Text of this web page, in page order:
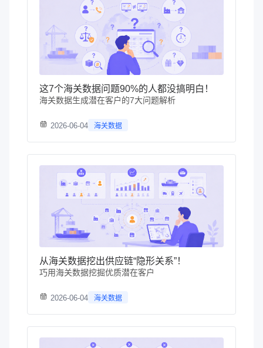
这7个海关数据问题90%的人都没搞明白！
海关数据生成潜在客户的7大问题解析
2026-06-04 海关数据
从海关数据挖出供应链“隐形关系”！
巧用海关数据挖掘优质潜在客户
2026-06-04 海关数据